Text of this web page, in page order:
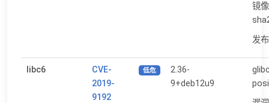
镜
发
libc6
CVE-
2019-
9192
低危
2.36-
9+deb12u9